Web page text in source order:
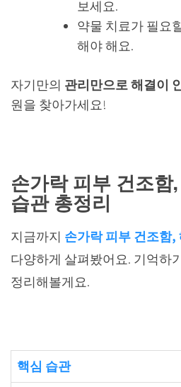
보세요.
약물 치료가 필요
해야 해요.
자기만의 관리만으로 해결이
원을 찾아가세요!
손가락 피부 건조
습관 총정리
지금까지 손가락 피부 건조함,
다양하게 살펴봤어요. 기억하
정리해볼게요.
핵심 습관